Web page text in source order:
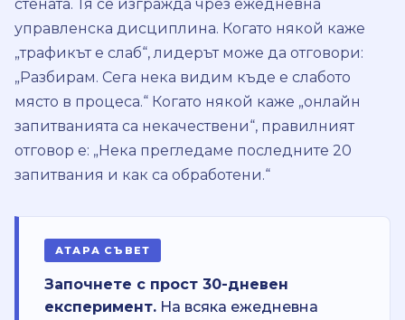
стената. Тя се изгражда чрез ежедневна
управленска дисциплина. Когато някой каже
„трафикът е слаб“, лидерът може да отговори:
„Разбирам. Сега нека видим къде е слабото
място в процеса.“ Когато някой каже „онлайн
запитванията са некачествени“, правилният
отговор е: „Нека прегледаме последните 20
запитвания и как са обработени.“
АТАРА СЪВЕТ
Започнете с прост 30-дневен
експеримент. На всяка ежедневна